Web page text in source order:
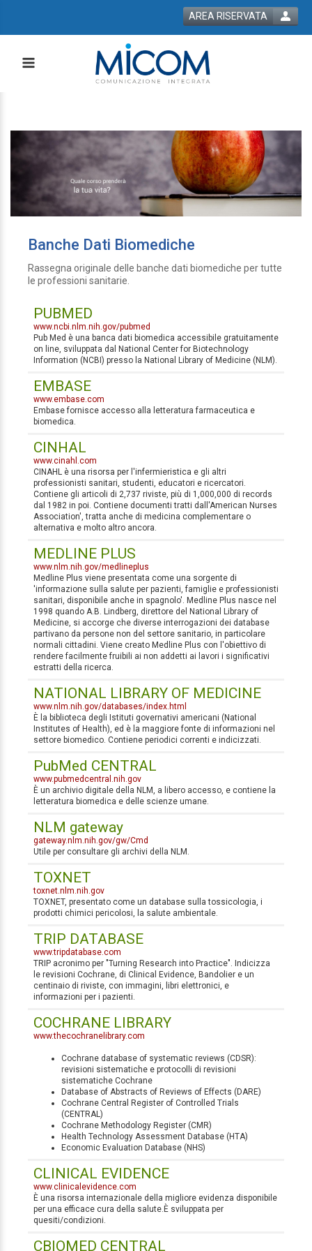
AREA RISERVATA
Banche Dati Biomediche
Rassegna originale delle banche dati biomediche per tutte
le professioni sanitarie.
PUBMED
www.ncbi.nlm.nih.gov/pubmed
Pub Med è una banca dati biomedica accessibile gratuitamente
on line, sviluppata dal National Center for Biotechnology
Information (NCBI) presso la National Library of Medicine (NLM).
EMBASE
www.embase.com
Embase fornisce accesso alla letteratura farmaceutica e
biomedica.
CINHAL
www.cinahl.com
CINAHL è una risorsa per l'infermieristica e gli altri
professionisti sanitari, studenti, educatori e ricercatori.
Contiene gli articoli di 2,737 riviste, più di 1,000,000 di records
dal 1982 in poi. Contiene documenti tratti dall'American Nurses
Association', tratta anche di medicina complementare o
alternativa e molto altro ancora.
MEDLINE PLUS
www.nlm.nih.gov/medlineplus
Medline Plus viene presentata come una sorgente di
'informazione sulla salute per pazienti, famiglie e professionisti
sanitari, disponibile anche in spagnolo'. Medline Plus nasce nel
1998 quando A.B. Lindberg, direttore del National Library of
Medicine, si accorge che diverse interrogazioni dei database
partivano da persone non del settore sanitario, in particolare
normali cittadini. Viene creato Medline Plus con l'obiettivo di
rendere facilmente fruibili ai non addetti ai lavori i significativi
estratti della ricerca.
NATIONAL LIBRARY OF MEDICINE
www.nlm.nih.gov/databases/index.html
È la biblioteca degli Istituti governativi americani (National
Institutes of Health), ed è la maggiore fonte di informazioni nel
settore biomedico. Contiene periodici correnti e indicizzati.
PubMed CENTRAL
www.pubmedcentral.nih.gov
È un archivio digitale della NLM, a libero accesso, e contiene la
letteratura biomedica e delle scienze umane.
NLM gateway
gateway.nlm.nih.gov/gw/Cmd
Utile per consultare gli archivi della NLM.
TOXNET
toxnet.nlm.nih.gov
TOXNET, presentato come un database sulla tossicologia, i
prodotti chimici pericolosi, la salute ambientale.
TRIP DATABASE
www.tripdatabase.com
TRIP acronimo per "Turning Research into Practice". Indicizza
le revisioni Cochrane, di Clinical Evidence, Bandolier e un
centinaio di riviste, con immagini, libri elettronici, e
informazioni per i pazienti.
COCHRANE LIBRARY
www.thecochranelibrary.com
Cochrane database of systematic reviews (CDSR):
revisioni sistematiche e protocolli di revisioni
sistematiche Cochrane
Database of Abstracts of Reviews of Effects (DARE)
Cochrane Central Register of Controlled Trials
(CENTRAL)
Cochrane Methodology Register (CMR)
Health Technology Assessment Database (HTA)
Economic Evaluation Database (NHS)
CLINICAL EVIDENCE
www.clinicalevidence.com
È una risorsa internazionale della migliore evidenza disponibile
per una efficace cura della salute.È sviluppata per
quesiti/condizioni.
CBIOMED CENTRAL